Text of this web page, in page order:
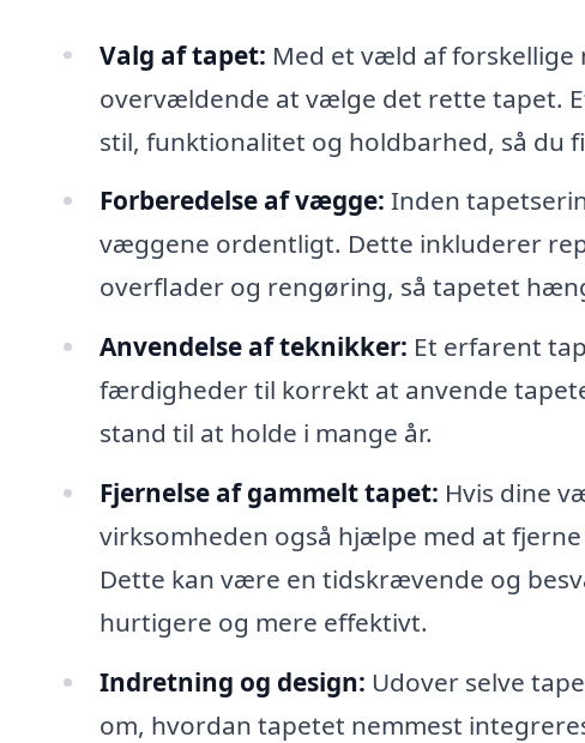
Valg af tapet: Med et væld af
overvældende at vælge det rette tapet.
stil, funktionalitet og holdbarhed, så du
Forberedelse af vægge: Inden
væggene ordentligt. Dette inkluderer
overflader og rengøring, så tapetet
Anvendelse af teknikker: Et erfarent
færdigheder til korrekt at anvende
stand til at holde i mange år.
Fjernelse af gammelt tapet: Hvis dine
virksomheden også hjælpe med at
Dette kan være en tidskrævende og
hurtigere og mere effektivt.
Indretning og design: Udover selve
om, hvordan tapetet nemmest